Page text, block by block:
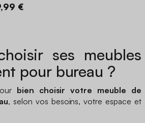
€
ses meubles
pour bureau ?
bien choisir votre meuble de
, selon vos besoins, votre espace et